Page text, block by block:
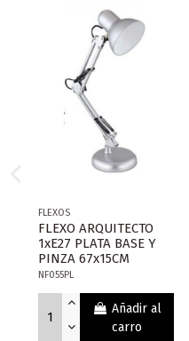
FLEXOS
FLEXO ARQUITECTO
1xE27 PLATA BASE Y
PINZA 67x15CM
NF055PL
Añadir al
carro